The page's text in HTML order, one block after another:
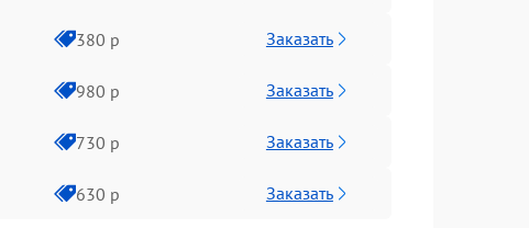
380 р Заказать
980 р Заказать
730 р Заказать
630 р Заказать